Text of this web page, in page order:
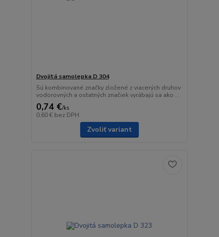
Dvojitá samolepka D 304
Sú kombinované značky zložené z viacerých druhov
vodorovných a ostatných značiek vyrábajú sa ako ...
0,74 €/ks
0,60 € bez DPH
Zvoliť variant